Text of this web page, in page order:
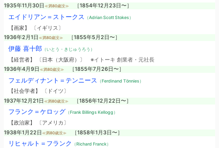
1935年11月30日 ≪満80歳没≫ ［1854年12月23日〜］
エイドリアン＝ストークス （Adrian Scott Stokes）
【画家】 〔イギリス〕
1936年2月1日 ≪満80歳没≫ ［1855年5月2日〜］
伊藤 喜十郎（いとう・きじゅうろう）
【経営者】 〔日本（大阪府）〕 ※イトーキ 創業者・元社長
1936年4月9日 ≪満80歳没≫ ［1855年7月26日〜］
フェルディナント＝テンニース （Ferdinand Tönnies）
【社会学者】 〔ドイツ〕
1937年12月21日 ≪満80歳没≫ ［1856年12月22日〜］
フランク＝ケロッグ （Frank Billings Kellogg）
【政治家】 〔アメリカ〕
1938年1月22日 ≪満80歳没≫ ［1858年1月3日〜］
リヒャルト＝フランク （Richard Franck）